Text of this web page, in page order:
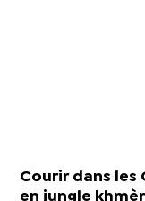
Courir dans les
en jungle